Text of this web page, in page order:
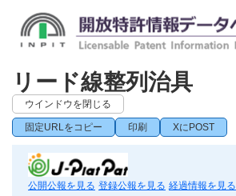
リード線整列治具
ウインドウを閉じる
固定URLをコピー 印刷 XにPOST
公開公報を見る 登録公報を見る 経過情報を見る